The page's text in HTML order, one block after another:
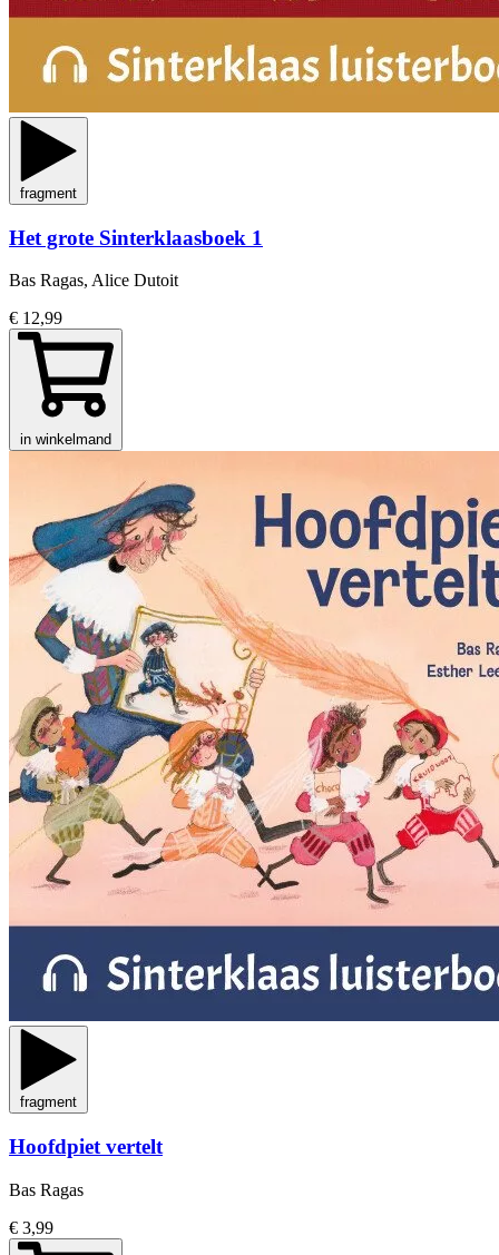
fragment
Het grote Sinterklaasboek 1
Bas Ragas, Alice Dutoit
€ 12,99
in winkelmand
fragment
Hoofdpiet vertelt
Bas Ragas
€ 3,99